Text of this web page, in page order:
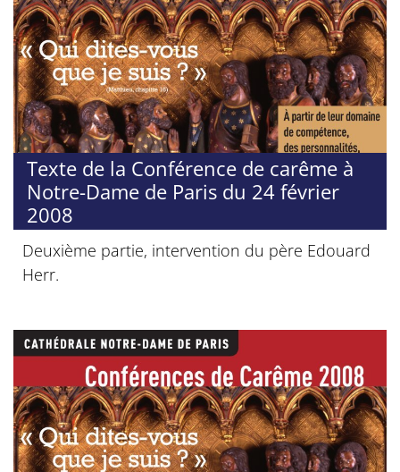
Texte de la Conférence de carême à
Notre-Dame de Paris du 24 février
2008
Deuxième partie, intervention du père Edouard
Herr.